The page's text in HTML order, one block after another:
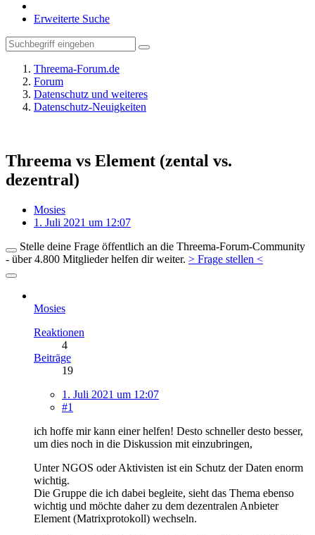
Erweiterte Suche
Threema-Forum.de
Forum
Datenschutz und weiteres
Datenschutz-Neuigkeiten
Threema vs Element (zental vs.
dezentral)
Mosies
1. Juli 2021 um 12:07
Stelle deine Frage öffentlich an die Threema-Forum-Community
- über 4.800 Mitglieder helfen dir weiter. > Frage stellen <
Mosies
Reaktionen
4
Beiträge
19
1. Juli 2021 um 12:07
#1
ich hoffe mir kann einer helfen! Desto schneller desto besser,
um dies noch in die Diskussion mit einzubringen,
Unter NGOS oder Aktivisten ist ein Schutz der Daten enorm
wichtig.
Die Gruppe die ich dabei begleite, sieht das Thema ebenso
wichtig und möchte daher zu dem dezentralen Anbieter
Element (Matrixprotokoll) wechseln.